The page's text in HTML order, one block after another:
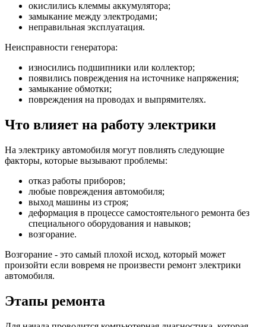
окислились клеммы аккумулятора;
замыкание между электродами;
неправильная эксплуатация.
Неисправности генератора:
износились подшипники или коллектор;
появились повреждения на источнике напряжения;
замыкание обмотки;
повреждения на проводах и выпрямителях.
Что влияет на работу электрики
На электрику автомобиля могут повлиять следующие
факторы, которые вызывают проблемы:
отказ работы приборов;
любые повреждения автомобиля;
выход машины из строя;
деформация в процессе самостоятельного ремонта без
специального оборудования и навыков;
возгорание.
Возгорание - это самый плохой исход, который может
произойти если вовремя не произвести ремонт электрики
автомобиля.
Этапы ремонта